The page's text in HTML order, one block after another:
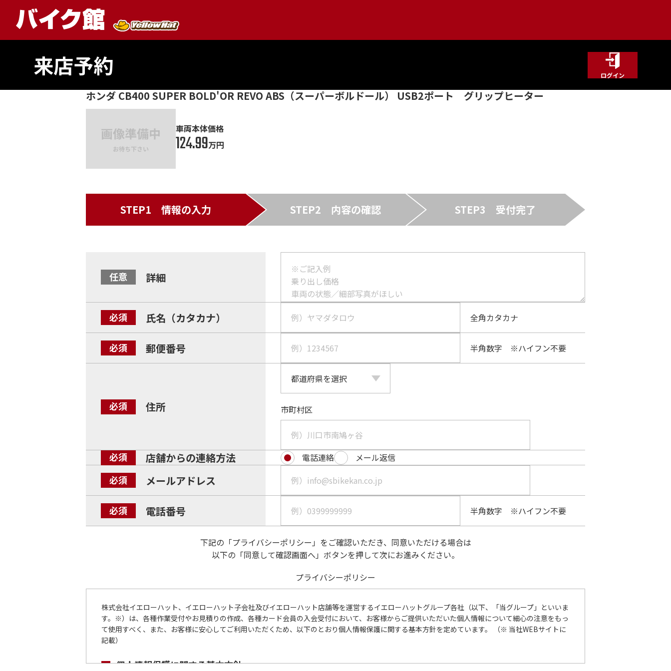
来店予約 ログイン
ホンダ CB400 SUPER BOLD'OR REVO ABS（スーパーボルドール） USB2ポート グリップヒーター
車両本体価格
124.99万円
STEP1 情報の入力 STEP2 内容の確認 STEP3 受付完了
詳細
氏名（カタカナ） 全角カタカナ
郵便番号 半角数字 ※ハイフン不要
住所 市町村区
店舗からの連絡方法 電話連絡 メール返信
メールアドレス
電話番号 半角数字 ※ハイフン不要
下記の「プライバシーポリシー」をご確認いただき、同意いただける場合は
以下の「同意して確認画面へ」ボタンを押して次にお進みください。
プライバシーポリシー
株式会社イエローハット、イエローハット子会社及びイエローハット店舗等を運営するイエローハットグループ各社（以下、「当グループ」といいま
す。※）は、各種作業受付やお見積りの作成、各種カード会員の入会受付において、お客様からご提供いただいた個人情報について細心の注意をもっ
て使用すべく、また、お客様に安心してご利用いただくため、以下のとおり個人情報保護に関する基本方針を定めています。 （※ 当社WEBサイトに
記載）
個人情報保護に関する基本方針